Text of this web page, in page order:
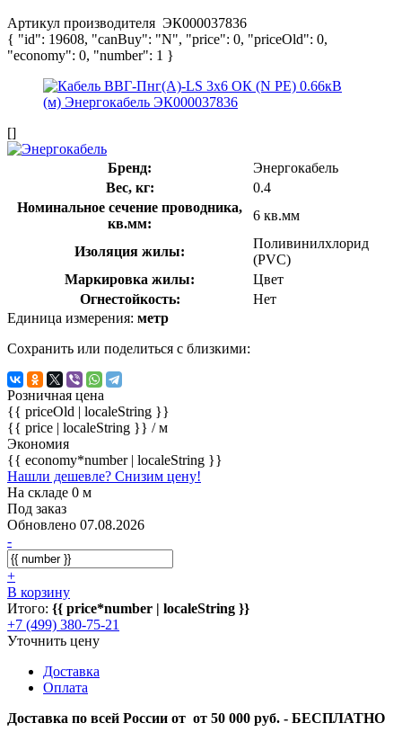
Артикул производителя ЭК000037836
{ "id": 19608, "canBuy": "N", "price": 0, "priceOld": 0,
"economy": 0, "number": 1 }
[]
Бренд:
Энергокабель
Вес, кг:
0.4
Номинальное сечение проводника,
кв.мм:
6 кв.мм
Изоляция жилы:
Поливинилхлорид
(PVC)
Маркировка жилы:
Цвет
Огнестойкость:
Нет
Единица измерения: метр
Сохранить или поделиться с близкими:
Розничная цена
{{ priceOld | localeString }}
{{ price | localeString }} / м
Экономия
{{ economy*number | localeString }}
Нашли дешевле? Снизим цену!
На складе 0 м
Под заказ
Обновлено 07.08.2026
-
+
В корзину
Итого: {{ price*number | localeString }}
+7 (499) 380-75-21
Уточнить цену
Доставка
Оплата
Доставка по всей России от от 50 000 руб. - БЕСПЛАТНО